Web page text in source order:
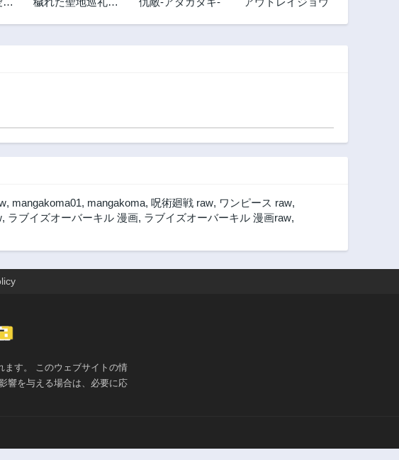
, mangakoma01, mangakoma, 呪術廻戦 raw, ワンピース raw,
, ラブイズオーバーキル 漫画, ラブイズオーバーキル 漫画raw,
ます。 このウェブサイトの情
響を与える場合は、必要に応